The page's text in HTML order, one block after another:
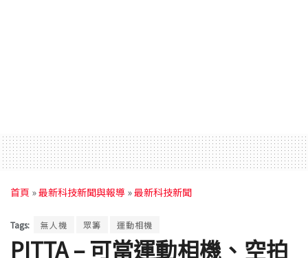
首頁 »最新科技新聞與報導 »最新科技新聞
Tags: 無人機 眾籌 運動相機
PITTA – 可當運動相機、空拍